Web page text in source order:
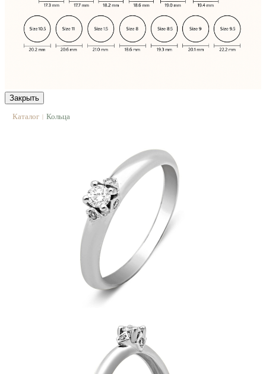
Закрыть
Каталог | Кольца